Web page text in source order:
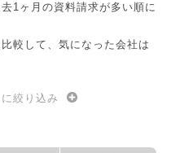
1ヶ月の資料請求が多い順に
較して、気になった会社は
絞り込み